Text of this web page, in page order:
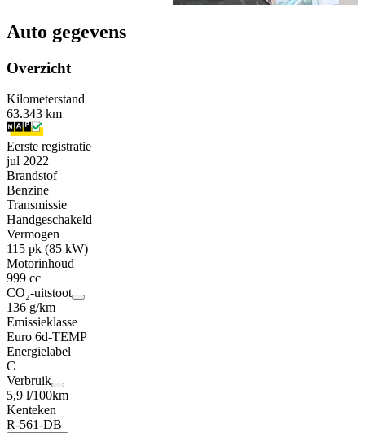
Auto gegevens
Overzicht
Kilometerstand
63.343 km
Eerste registratie
jul 2022
Brandstof
Benzine
Transmissie
Handgeschakeld
Vermogen
115 pk (85 kW)
Motorinhoud
999 cc
CO₂-uitstoot
136 g/km
Emissieklasse
Euro 6d-TEMP
Energielabel
C
Verbruik
5,9 l/100km
Kenteken
R-561-DB